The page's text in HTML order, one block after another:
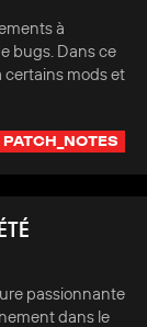
à
bugs. Dans ce
certains mods et
PATCH_NOTES
passionnante
dans le